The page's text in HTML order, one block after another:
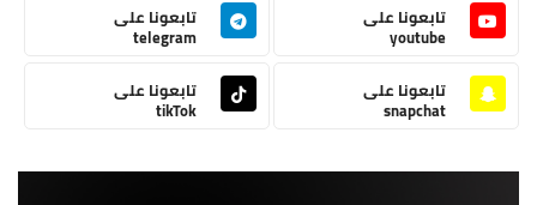
تابعونا على
youtube
تابعونا على
telegram
تابعونا على
snapchat
تابعونا على
tikTok